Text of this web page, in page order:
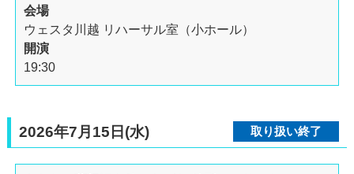
会場
ウェスタ川越 リハーサル室（小ホール）
開演
19:30
2026年7月15日(水) 取り扱い終了